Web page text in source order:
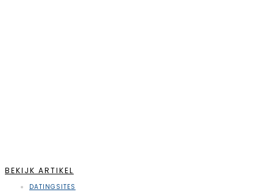
BEKIJK ARTIKEL
DATINGSITES